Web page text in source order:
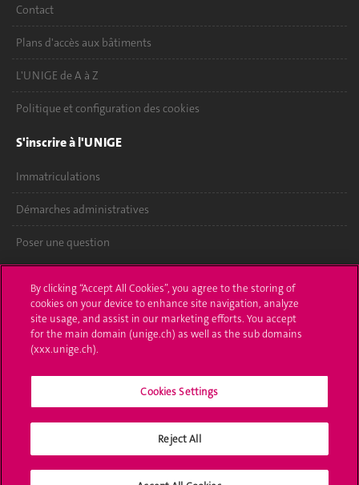
Contact
Plans d'accès aux bâtiments
L'UNIGE de A à Z
Politique et configuration des cookies
S'inscrire à l'UNIGE
Immatriculations
Démarches administratives
Poser une question
UNIGE Mobile
Médias
Offres d'emploi
Bibliothèque
Médias sociaux UNIGE
By clicking “Accept All Cookies”, you agree to the storing of
cookies on your device to enhance site navigation, analyze
site usage, and assist in our marketing efforts. You accept
for the main domain (unige.ch) as well as the sub domains
(xxx.unige.ch).
Cookies Settings
Reject All